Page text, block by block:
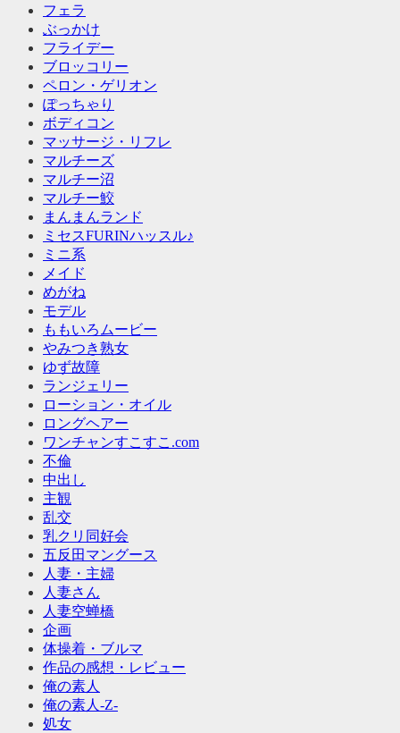
フェラ
ぶっかけ
フライデー
ブロッコリー
ペロン・ゲリオン
ぽっちゃり
ボディコン
マッサージ・リフレ
マルチーズ
マルチー沼
マルチー鮫
まんまんランド
ミセスFURINハッスル♪
ミニ系
メイド
めがね
モデル
ももいろムービー
やみつき熟女
ゆず故障
ランジェリー
ローション・オイル
ロングヘアー
ワンチャンすこすこ.com
不倫
中出し
主観
乱交
乳クリ同好会
五反田マングース
人妻・主婦
人妻さん
人妻空蝉橋
企画
体操着・ブルマ
作品の感想・レビュー
俺の素人
俺の素人-Z-
処女